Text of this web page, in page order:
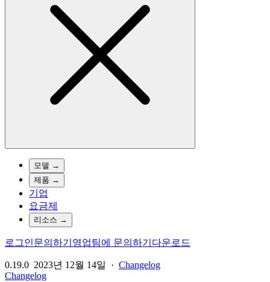
모델 →
제품 →
기업
요금제
리소스 →
로그인문의하기 영업팀에 문의하기 다운로드
0.19.0 2023년 12월 14일 · Changelog
Changelog